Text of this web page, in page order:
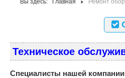
Вы здесь: Главная Ремонт
Техническое
Специалисты нашей